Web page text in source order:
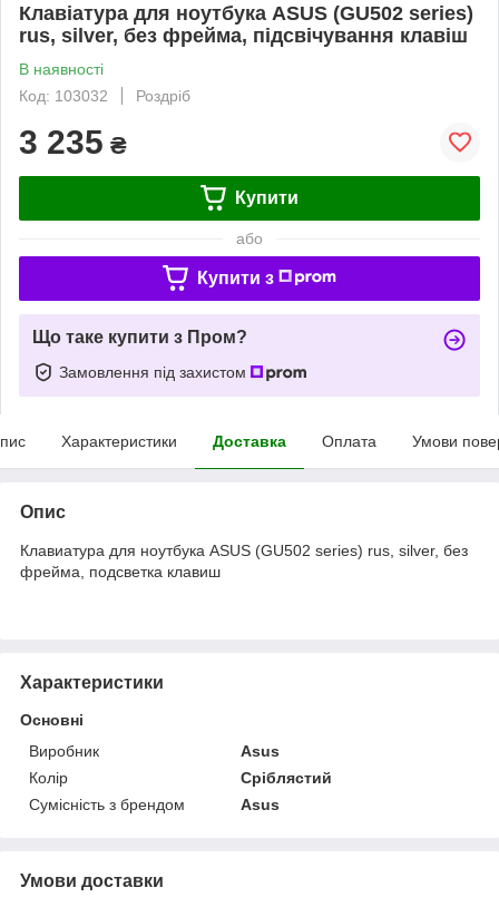
Клавіатура для ноутбука ASUS (GU502 series)
rus, silver, без фрейма, підсвічування клавіш
В наявності
Код: 103032
Роздріб
3 235 ₴
Купити
або
Купити з
Що таке купити з Пром?
Замовлення під захистом
Характеристики Доставка Оплата Умови
Опис
Клавиатура для ноутбука ASUS (GU502 series) rus, silver, без
фрейма, подсветка клавиш
Характеристики
Основні
Виробник
Asus
Колір
Сріблястий
Сумісність з брендом
Asus
Умови доставки